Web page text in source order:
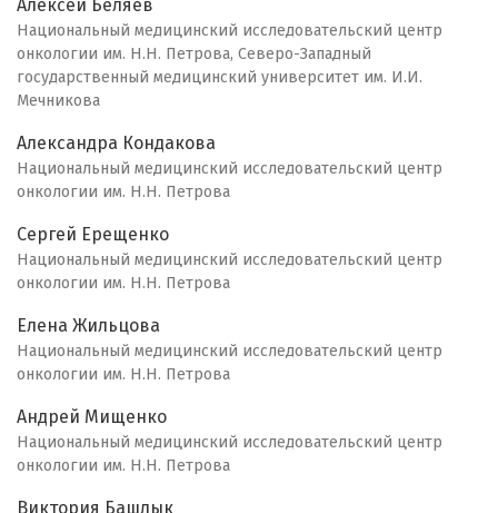
Алексей Беляев
Национальный медицинский исследовательский центр
онкологии им. Н.Н. Петрова, Северо-Западный
государственный медицинский университет им. И.И.
Мечникова
Александра Кондакова
Национальный медицинский исследовательский центр
онкологии им. Н.Н. Петрова
Сергей Ерещенко
Национальный медицинский исследовательский центр
онкологии им. Н.Н. Петрова
Елена Жильцова
Национальный медицинский исследовательский центр
онкологии им. Н.Н. Петрова
Андрей Мищенко
Национальный медицинский исследовательский центр
онкологии им. Н.Н. Петрова
Виктория Башлык